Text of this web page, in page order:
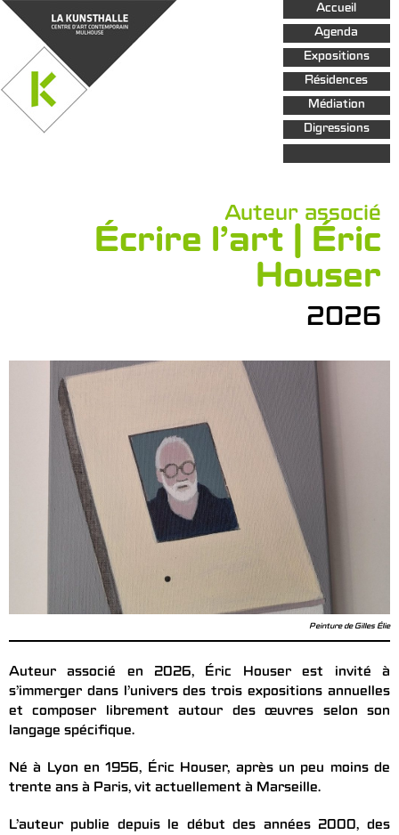
Aller au
contenu
principal
Accueil
Agenda
Expositions
Résidences
Médiation
Digressions
Auteur associé
Écrire l’art | Éric
Houser
2026
Peinture de Gilles Élie
Auteur associé en 2026, Éric Houser est invité à
s’immerger dans l’univers des trois expositions annuelles
et composer librement autour des œuvres selon son
langage spécifique.
Né à Lyon en 1956, Éric Houser, après un peu moins de
trente ans à Paris, vit actuellement à Marseille.
L’auteur publie depuis le début des années 2000, des